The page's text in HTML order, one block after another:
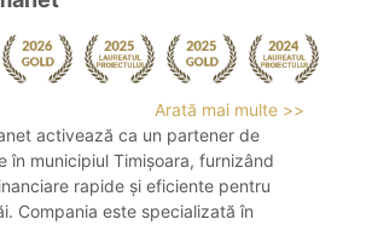
Arată mai multe >>
activează ca un partener de
în municipiul Timișoara, furnizând
rapide și eficiente pentru
Compania este specializată în